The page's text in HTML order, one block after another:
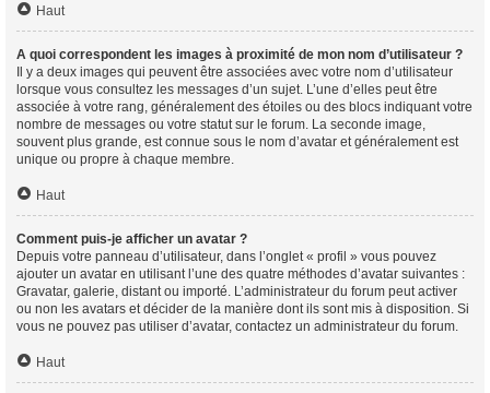
Haut
A quoi correspondent les images à proximité de mon nom d’utilisateur ?
Il y a deux images qui peuvent être associées avec votre nom d’utilisateur
lorsque vous consultez les messages d’un sujet. L’une d’elles peut être
associée à votre rang, généralement des étoiles ou des blocs indiquant votre
nombre de messages ou votre statut sur le forum. La seconde image,
souvent plus grande, est connue sous le nom d’avatar et généralement est
unique ou propre à chaque membre.
Haut
Comment puis-je afficher un avatar ?
Depuis votre panneau d’utilisateur, dans l’onglet « profil » vous pouvez
ajouter un avatar en utilisant l’une des quatre méthodes d’avatar suivantes :
Gravatar, galerie, distant ou importé. L’administrateur du forum peut activer
ou non les avatars et décider de la manière dont ils sont mis à disposition. Si
vous ne pouvez pas utiliser d’avatar, contactez un administrateur du forum.
Haut